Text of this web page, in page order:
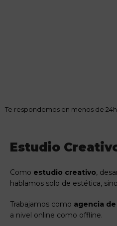
Te respondemos en menos de
Estudio
Como estudio creativo,
hablamos solo de estética,
Trabajamos como agencia
a nivel online como offline.